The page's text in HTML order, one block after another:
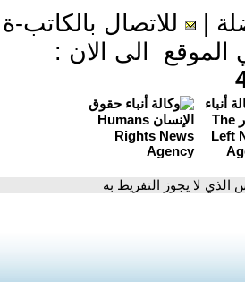
للاتصال بالكاتب-ة
الى الان :